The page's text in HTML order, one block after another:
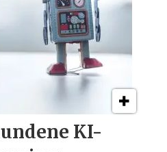
KI-